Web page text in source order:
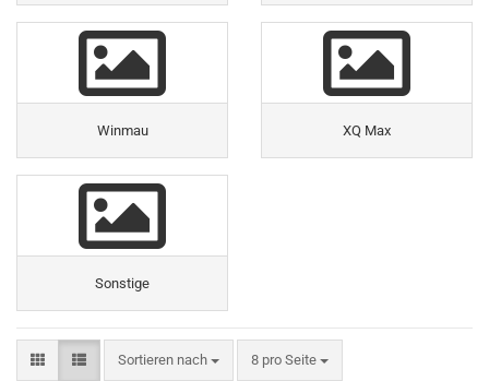
Winmau XQ Max
Sonstige
Sortieren nach
Sortieren nach 8 pro Seite
pro Seite